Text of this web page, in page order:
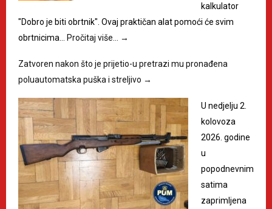
kalkulator
"Dobro je biti obrtnik". Ovaj praktičan alat pomoći će svim
obrtnicima… Pročitaj više… →
Zatvoren nakon što je prijetio-u pretrazi mu pronađena
poluautomatska puška i streljivo →
U nedjelju 2.
kolovoza
2026. godine
u
popodnevnim
satima
zaprimljena